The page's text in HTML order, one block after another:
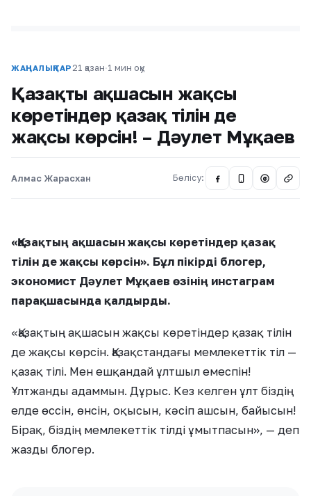
ЖАҢАЛЫҚТАР 21 қазан·1 мин оқу
Қазақтың ақшасын жақсы
көретіндер қазақ тілін де
жақсы көрсін! – Дәулет Мұқаев
Алмас Жарасхан Бөлісу: @
«Қазақтың ақшасын жақсы көретіндер қазақ
тілін де жақсы көрсін». Бұл пікірді блогер,
экономист Дәулет Мұқаев өзінің инстаграм
парақшасында қалдырды.
«Қазақтың ақшасын жақсы көретіндер қазақ тілін
де жақсы көрсін. Қазақстандағы мемлекеттік тіл —
қазақ тілі. Мен ешқандай ұлтшыл емеспін!
Ұлтжанды адаммын. Дұрыс. Кез келген ұлт біздің
елде өссін, өнсін, оқысын, кәсіп ашсын, байысын!
Бірақ, біздің мемлекеттік тілді ұмытпасын», — деп
жазды блогер.